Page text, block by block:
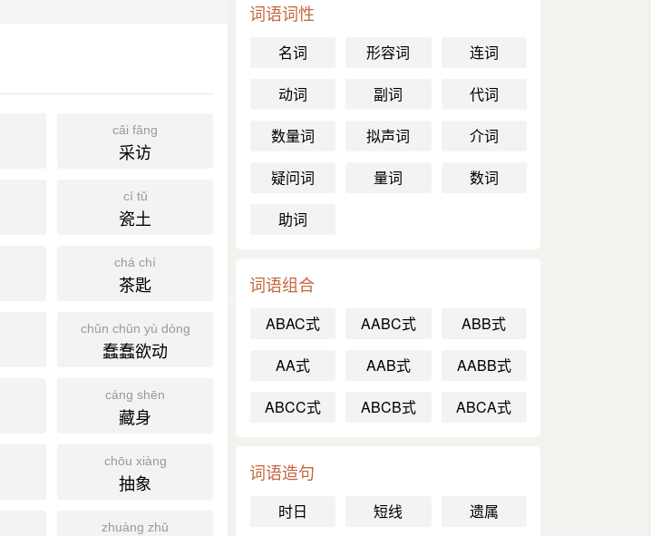
cǎi fǎng
采访
cí tǔ
瓷土
chá chí
茶匙
chǔn chǔn yù dòng
蠢蠢欲动
cáng shēn
藏身
chōu xiàng
抽象
zhuàng zhǔ
词语词性
名词 形容词
连词
动词
副词
代词
数量词
拟声词
介词
疑问词
量词
数词
助词
词语组合
ABAC式 AABC式
ABB式
AA式
AAB式
AABB式
ABCC式
ABCB式 ABCA式
词语造句
时日 短线
遗属